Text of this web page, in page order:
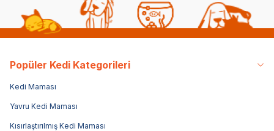
Popüler Kedi Kategorileri
Kedi Maması
Yavru Kedi Maması
Kısırlaştırılmış Kedi Maması